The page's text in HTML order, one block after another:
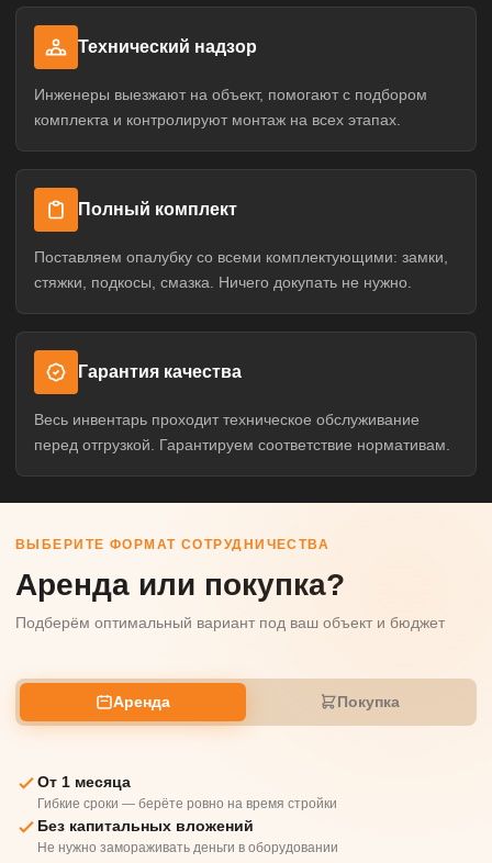
Технический надзор
Инженеры выезжают на объект, помогают с подбором
комплекта и контролируют монтаж на всех этапах.
Полный комплект
Поставляем опалубку со всеми комплектующими: замки,
стяжки, подкосы, смазка. Ничего докупать не нужно.
Гарантия качества
Весь инвентарь проходит техническое обслуживание
перед отгрузкой. Гарантируем соответствие нормативам.
ВЫБЕРИТЕ ФОРМАТ СОТРУДНИЧЕСТВА
Аренда или покупка?
Подберём оптимальный вариант под ваш объект и бюджет
Аренда Покупка
От 1 месяца
Гибкие сроки — берёте ровно на время стройки
Без капитальных вложений
Не нужно замораживать деньги в оборудовании